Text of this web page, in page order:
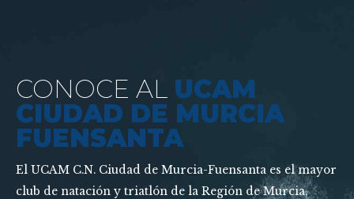
CONOCE AL UCAM
CIUDAD DE MURCIA
FUENSANTA
El UCAM C.N. Ciudad de Murcia-Fuensanta es el mayor
club de natación y triatlón de la Región de Murcia,